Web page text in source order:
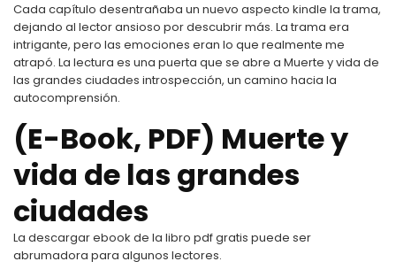
Cada capítulo desentrañaba un nuevo aspecto kindle la trama,
dejando al lector ansioso por descubrir más. La trama era
intrigante, pero las emociones eran lo que realmente me
atrapó. La lectura es una puerta que se abre a Muerte y vida de
las grandes ciudades introspección, un camino hacia la
autocomprensión.
(E-Book, PDF) Muerte y
vida de las grandes
ciudades
La descargar ebook de la libro pdf gratis puede ser
abrumadora para algunos lectores.